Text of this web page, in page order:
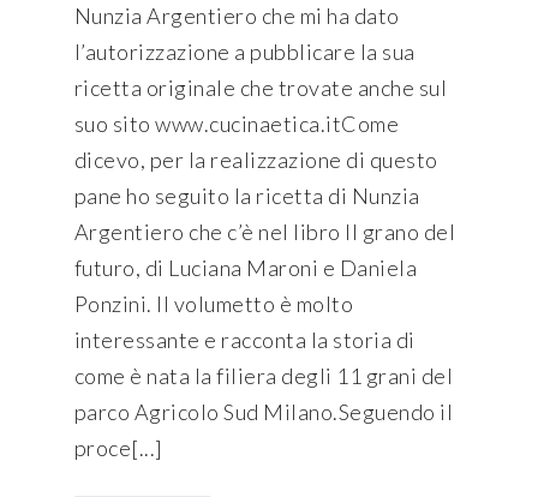
Nunzia Argentiero che mi ha dato
l’autorizzazione a pubblicare la sua
ricetta originale che trovate anche sul
suo sito www.cucinaetica.itCome
dicevo, per la realizzazione di questo
pane ho seguito la ricetta di Nunzia
Argentiero che c’è nel libro Il grano del
futuro, di Luciana Maroni e Daniela
Ponzini. Il volumetto è molto
interessante e racconta la storia di
come è nata la filiera degli 11 grani del
parco Agricolo Sud Milano.Seguendo il
proce[...]